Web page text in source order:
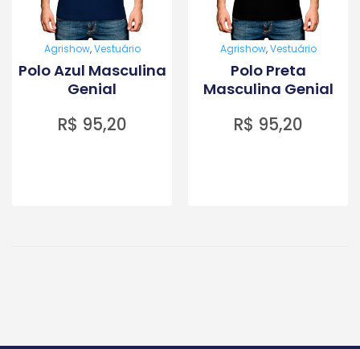
Agrishow,Vestuário
Polo Azul Masculina
Genial
R$ 95,20
Agrishow,Vestuário
Polo Preta
Masculina Genial
R$ 95,20